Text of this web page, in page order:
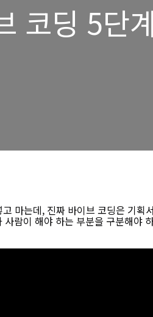
코딩 5단
마는데, 진짜 바이브 코딩은 기획
람이 해야 하는 부분을 구분해야